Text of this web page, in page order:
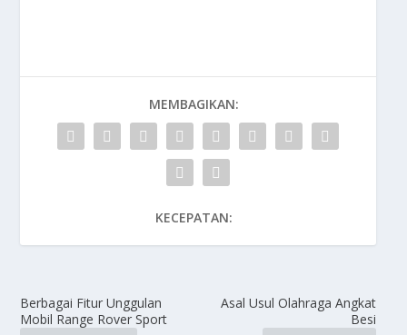
MEMBAGIKAN:
KECEPATAN:
Berbagai Fitur Unggulan
Mobil Range Rover Sport
Asal Usul Olahraga Angkat
Besi